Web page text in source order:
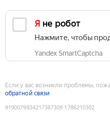
Я не робот
Нажмите, чтобы
Yandex SmartCaptcha
Если у вас возникли проблемы,
обратной связи
9190079834217387309:1786210302